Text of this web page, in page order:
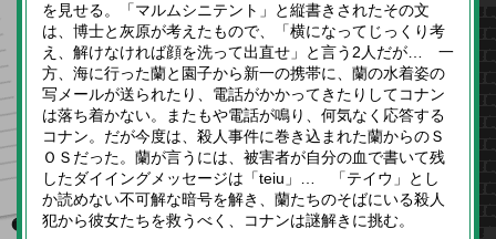
を見せる。「マルムシニテント」と縦書きされたその文
は、博士と灰原が考えたもので、「横になってじっくり考
え、解けなければ顔を洗って出直せ」と言う2人だが… 一
方、海に行った蘭と園子から新一の携帯に、蘭の水着姿の
写メールが送られたり、電話がかかってきたりしてコナン
は落ち着かない。またもや電話が鳴り、何気なく応答する
コナン。だが今度は、殺人事件に巻き込まれた蘭からのＳ
ＯＳだった。蘭が言うには、被害者が自分の血で書いて残
したダイイングメッセージは「teiu」… 「テイウ」とし
か読めない不可解な暗号を解き、蘭たちのそばにいる殺人
犯から彼女たちを救うべく、コナンは謎解きに挑む。